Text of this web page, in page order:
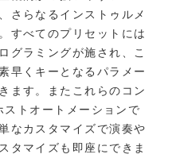
さらなるインストゥルメ
すべてのプリセットには
グラミングが施され、こ
早くキーとなるパラメー
ます。またこれらのコン
トオートメーションで
なカスタマイズで演奏や
タマイズも即座にできま